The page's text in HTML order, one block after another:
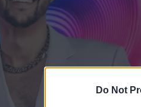
Do Not